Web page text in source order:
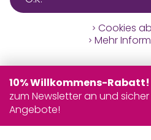
Cookies
Mehr
10% Willkommens-Rabatt!
zum Newsletter an und sicher
Angebote!